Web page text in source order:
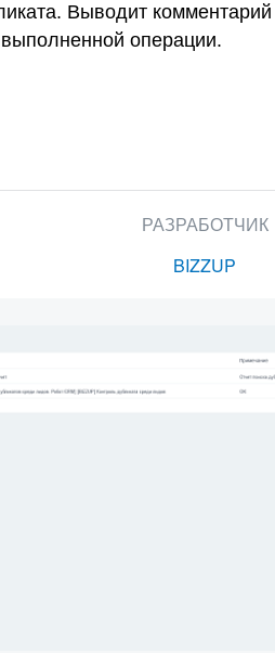
Выводит комментарий
операции.
РАЗРАБОТЧИК
BIZZUP